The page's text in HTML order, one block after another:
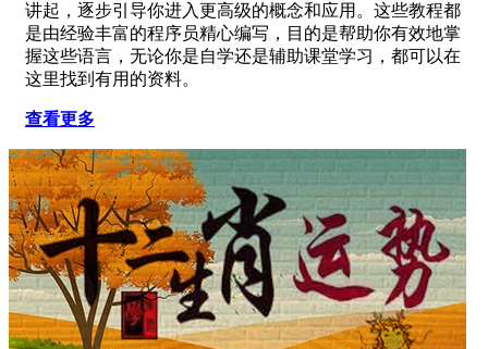
讲起，逐步引导你进入更高级的概念和应用。这些教程都
是由经验丰富的程序员精心编写，目的是帮助你有效地掌
握这些语言，无论你是自学还是辅助课堂学习，都可以在
这里找到有用的资料。
查看更多